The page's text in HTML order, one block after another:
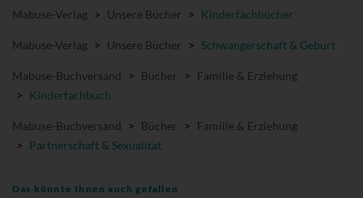
Mabuse-Verlag > Unsere Bücher > Kinderfachbücher
Mabuse-Verlag > Unsere Bücher > Schwangerschaft & Geburt
Mabuse-Buchversand > Bücher > Familie & Erziehung
> Kinderfachbuch
Mabuse-Buchversand > Bücher > Familie & Erziehung
> Partnerschaft & Sexualität
Das könnte Ihnen auch gefallen